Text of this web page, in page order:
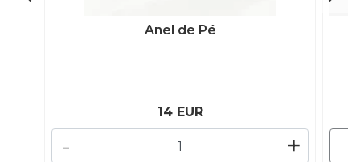
Anel de Pé
14 EUR
+
-